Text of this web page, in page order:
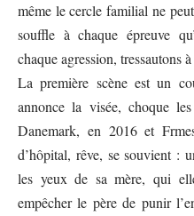
même le cercle familial ne
souffle à chaque épreuve
chaque agression, tressautons
La première scène est un
annonce la visée, choque
Danemark, en 2016 et
d’hôpital, rêve, se souvient :
les yeux de sa mère, qui
empêcher le père de punir